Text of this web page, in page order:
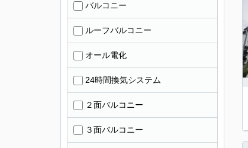
バルコニー
ルーフバルコニー
オール電化
24時間換気システム
２面バルコニー
３面バルコニー